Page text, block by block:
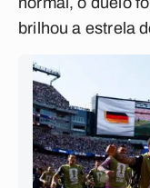
brilhou a estrela